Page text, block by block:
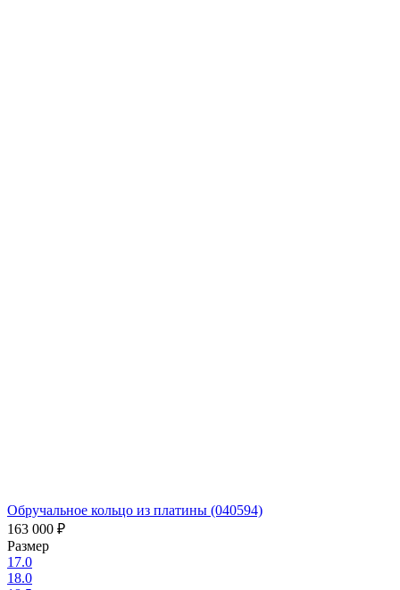
Обручальное кольцо из платины (040594)
163 000 ₽
Размер
17.0
18.0